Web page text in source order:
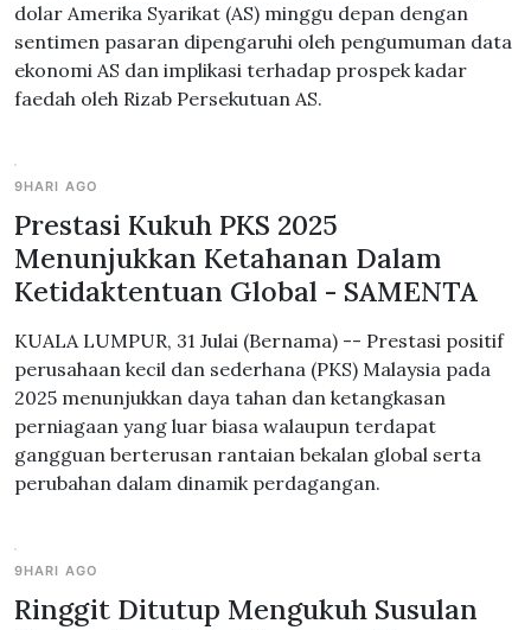
dolar Amerika Syarikat (AS) minggu depan dengan
sentimen pasaran dipengaruhi oleh pengumuman data
ekonomi AS dan implikasi terhadap prospek kadar
faedah oleh Rizab Persekutuan AS.
9HARI AGO
Prestasi Kukuh PKS 2025
Menunjukkan Ketahanan Dalam
Ketidaktentuan Global - SAMENTA
KUALA LUMPUR, 31 Julai (Bernama) -- Prestasi positif
perusahaan kecil dan sederhana (PKS) Malaysia pada
2025 menunjukkan daya tahan dan ketangkasan
perniagaan yang luar biasa walaupun terdapat
gangguan berterusan rantaian bekalan global serta
perubahan dalam dinamik perdagangan.
9HARI AGO
Ringgit Ditutup Mengukuh Susulan